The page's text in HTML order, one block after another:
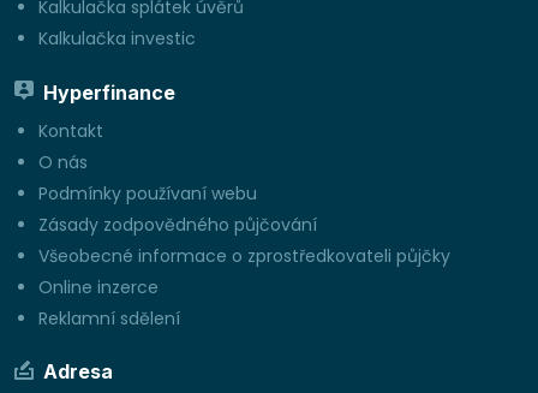
Kalkulačka splátek úvěrů
Kalkulačka investic
Hyperfinance
Kontakt
O nás
Podmínky používaní webu
Zásady zodpovědného půjčování
Všeobecné informace o zprostředkovateli půjčky
Online inzerce
Reklamní sdělení
Adresa